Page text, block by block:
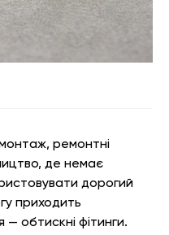
ремонтні
де немає
дорогий
приходить
— обтискні фітинги.